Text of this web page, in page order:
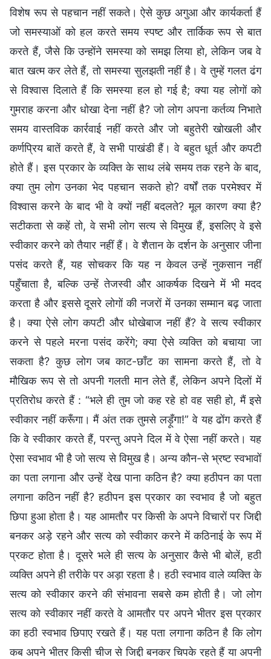
विशेष रूप से पहचान नहीं सकते। ऐसे कुछ अगुआ और कार्यकर्ता हैं
जो समस्याओं को हल करते समय स्पष्ट और तार्किक रूप से बात
करते हैं, जैसे कि उन्होंने समस्या को समझ लिया हो, लेकिन जब वे
बात खत्म कर लेते हैं, तो समस्या सुलझती नहीं है। वे तुम्हें गलत ढंग
से विश्वास दिलाते हैं कि समस्या हल हो गई है; क्या यह लोगों को
गुमराह करना और धोखा देना नहीं है? जो लोग अपना कर्तव्य निभाते
समय वास्तविक कार्रवाई नहीं करते और जो बहुतेरी खोखली और
कर्णप्रिय बातें करते हैं, वे सभी पाखंडी हैं। वे बहुत धूर्त और कपटी
होते हैं। इस प्रकार के व्यक्ति के साथ लंबे समय तक रहने के बाद,
क्या तुम लोग उनका भेद पहचान सकते हो? वर्षों तक परमेश्वर में
विश्वास करने के बाद भी वे क्यों नहीं बदलते? मूल कारण क्या है?
सटीकता से कहें तो, वे सभी लोग सत्य से विमुख हैं, इसलिए वे इसे
स्वीकार करने को तैयार नहीं हैं। वे शैतान के दर्शन के अनुसार जीना
पसंद करते हैं, यह सोचकर कि यह न केवल उन्हें नुकसान नहीं
पहुँचाता है, बल्कि उन्हें तेजस्वी और आकर्षक दिखने में भी मदद
करता है और इससे दूसरे लोगों की नजरों में उनका सम्मान बढ़ जाता
है। क्या ऐसे लोग कपटी और धोखेबाज नहीं हैं? वे सत्य स्वीकार
करने से पहले मरना पसंद करेंगे; क्या ऐसे व्यक्ति को बचाया जा
सकता है? कुछ लोग जब काट-छाँट का सामना करते हैं, तो वे
मौखिक रूप से तो अपनी गलती मान लेते हैं, लेकिन अपने दिलों में
प्रतिरोध करते हैं : “भले ही तुम जो कह रहे हो वह सही हो, मैं इसे
स्वीकार नहीं करूँगा। मैं अंत तक तुमसे लड़ूँगा!” वे यह ढोंग करते हैं
कि वे स्वीकार करते हैं, परन्तु अपने दिल में वे ऐसा नहीं करते। यह
ऐसा स्वभाव भी है जो सत्य से विमुख है। अन्य कौन-से भ्रष्ट स्वभावों
का पता लगाना और उन्हें देख पाना कठिन है? क्या हठीपन का पता
लगाना कठिन नहीं है? हठीपन इस प्रकार का स्वभाव है जो बहुत
छिपा हुआ होता है। यह आमतौर पर किसी के अपने विचारों पर जिद्दी
बनकर अड़े रहने और सत्य को स्वीकार करने में कठिनाई के रूप में
प्रकट होता है। दूसरे भले ही सत्य के अनुसार कैसे भी बोलें, हठी
व्यक्ति अपने ही तरीके पर अड़ा रहता है। हठी स्वभाव वाले व्यक्ति के
सत्य को स्वीकार करने की संभावना सबसे कम होती है। जो लोग
सत्य को स्वीकार नहीं करते वे आमतौर पर अपने भीतर इस प्रकार
का हठी स्वभाव छिपाए रखते हैं। यह पता लगाना कठिन है कि लोग
कब अपने भीतर किसी चीज से जिद्दी बनकर चिपके रहते हैं या अपनी